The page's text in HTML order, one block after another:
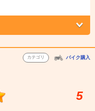
カテゴリ バイク購入
5